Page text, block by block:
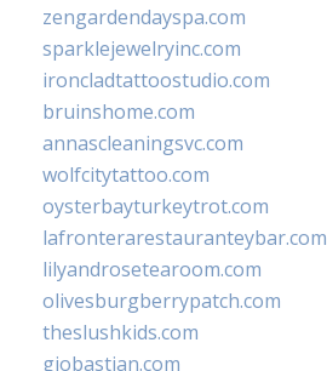
zengardendayspa.com
sparklejewelryinc.com
ironcladtattoostudio.com
bruinshome.com
annascleaningsvc.com
wolfcitytattoo.com
oysterbayturkeytrot.com
lafronterarestauranteybar.com
lilyandrosetearoom.com
olivesburgberrypatch.com
theslushkids.com
giobastian.com